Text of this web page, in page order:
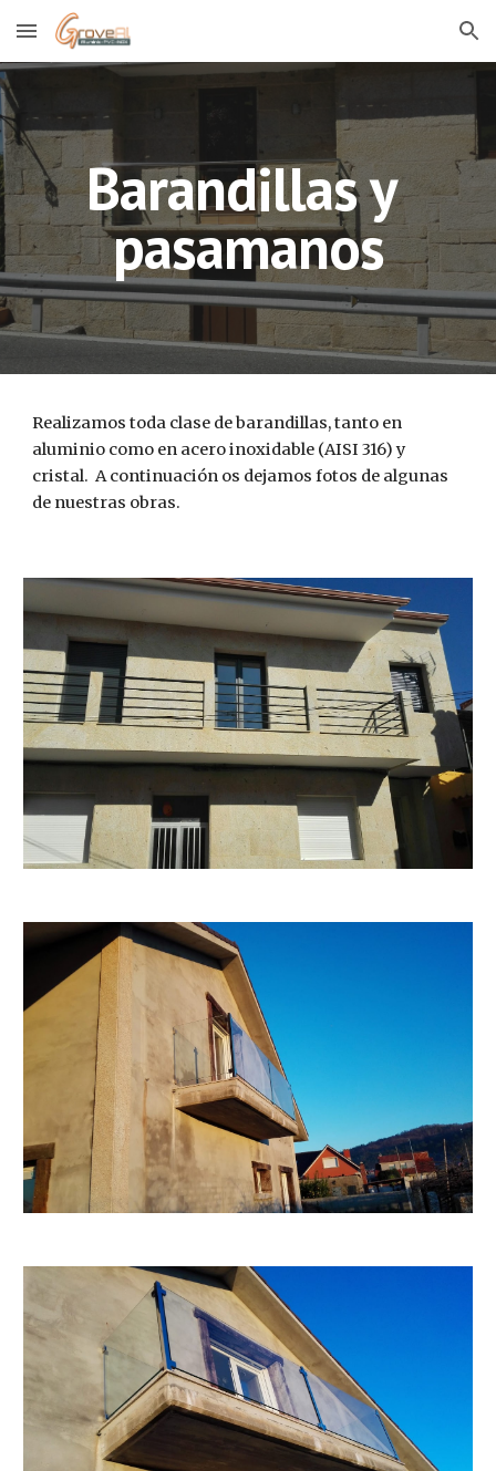
Skip to main content Skip to navigation
Barandillas y
pasamanos
Realizamos toda clase de barandillas, tanto en
aluminio como en acero inoxidable (AISI 316) y
cristal.  A continuación os dejamos fotos de algunas
de nuestras obras.